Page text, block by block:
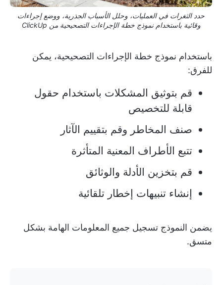
حدد الثغرات في العمليات، وحلل الأسباب الجذرية، ووضع إجراءات
وقائية باستخدام نموذج خطة الإجراءات التصحيحية من ClickUp
باستخدام نموذج خطة الإجراءات التصحيحية، يمكن
للفرق:
قم بتوثيق المشكلات باستخدام حقول
قابلة للتخصيص
صنف المخاطر وقم بتقييم الآثار
تتبع الأطراف المعنية المتأثرة
قم بتخزين الأدلة والوثائق
إنشاء تنبيهات إخطار تلقائية
يضمن النموذج تسجيل جميع المعلومات الهامة بشكل
متسق.